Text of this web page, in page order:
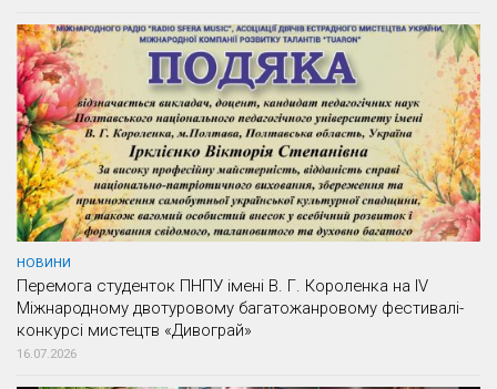
НОВИНИ
Перемога студенток ПНПУ імені В. Г. Короленка на IV
Міжнародному двотуровому багатожанровому фестивалі-
конкурсі мистецтв «Дивограй»
16.07.2026